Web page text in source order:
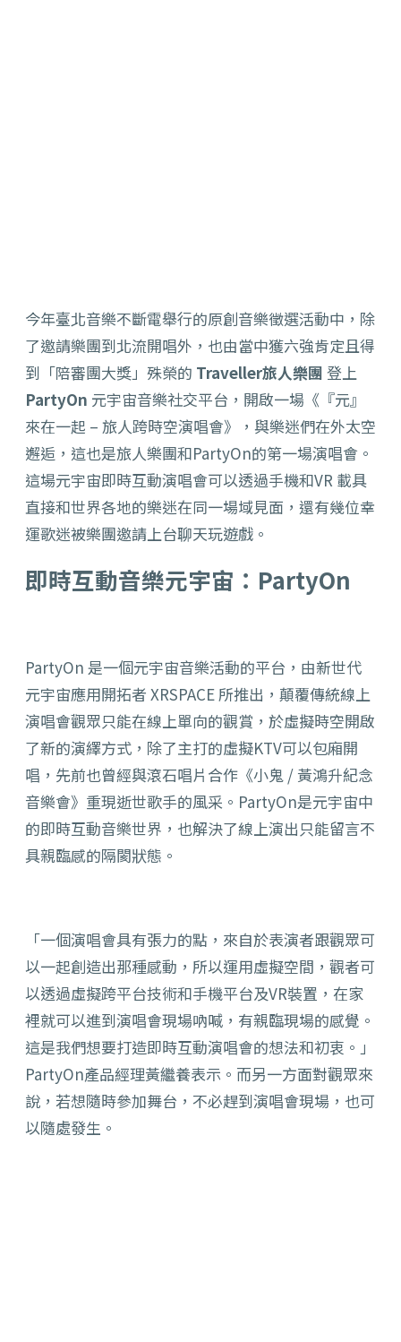
今年臺北音樂不斷電舉行的原創音樂徵選活動中，除
了邀請樂團到北流開唱外，也由當中獲六強肯定且得
到「陪審團大獎」殊榮的 Traveller旅人樂團 登上
PartyOn 元宇宙音樂社交平台，開啟一場《『元』
來在一起 – 旅人跨時空演唱會》，與樂迷們在外太空
邂逅，這也是旅人樂團和PartyOn的第一場演唱會。
這場元宇宙即時互動演唱會可以透過手機和VR 載具
直接和世界各地的樂迷在同一場域見面，還有幾位幸
運歌迷被樂團邀請上台聊天玩遊戲。
即時互動音樂元宇宙：PartyOn
PartyOn 是一個元宇宙音樂活動的平台，由新世代
元宇宙應用開拓者 XRSPACE 所推出， 顛覆傳統線上
演唱會觀眾只能在線上單向的觀賞，於虛擬時空開啟
了新的演繹方式，除了主打的虛擬KTV可以包廂開
唱，先前也曾經與滾石唱片合作《小鬼 / 黃鴻升紀念
音樂會》重現逝世歌手的風采。PartyOn是元宇宙中
的即時互動音樂世界，也解決了線上演出只能留言不
具親臨感的隔閡狀態。
「一個演唱會具有張力的點，來自於表演者跟觀眾可
以一起創造出那種感動，所以運用虛擬空間，觀者可
以透過虛擬跨平台技術和手機平台及VR裝置，在家
裡就可以進到演唱會現場吶喊，有親臨現場的感覺。
這是我們想要打造即時互動演唱會的想法和初衷。」
PartyOn產品經理黃繼養表示。而另一方面對觀眾來
說，若想隨時參加舞台，不必趕到演唱會現場，也可
以隨處發生。